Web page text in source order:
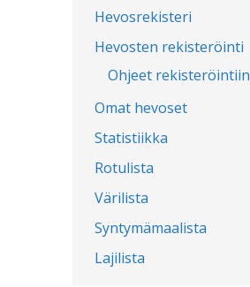
Hevosrekisteri
Hevosten rekisteröinti
Ohjeet rekisteröintiin
Omat hevoset
Statistiikka
Rotulista
Värilista
Syntymämaalista
Lajilista